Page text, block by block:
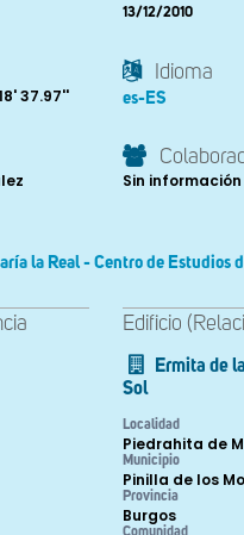
13/12/2010
37.97''
Idioma
es-ES
Sin información
la Real - Centro de Estudios
Edificio
Ermita de
Sol
Localidad
Piedrahita de
Municipio
Pinilla de los
Provincia
Burgos